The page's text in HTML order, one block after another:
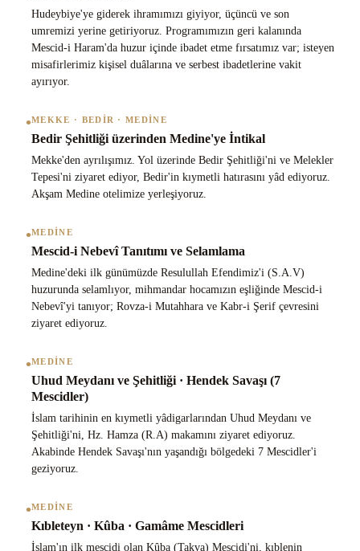
Hudeybiye'ye giderek ihramımızı giyiyor, üçüncü ve son
umremizi yerine getiriyoruz. Programımızın geri kalanında
Mescid-i Haram'da huzur içinde ibadet etme fırsatımız var; isteyen
misafirlerimiz kişisel duâlarına ve serbest ibadetlerine vakit
ayırıyor.
•MEKKE · BEDIR · MEDINE
Bedir Şehitliği üzerinden Medine'ye İntikal
Mekke'den ayrılışımız. Yol üzerinde Bedir Şehitliği'ni ve Melekler
Tepesi'ni ziyaret ediyor, Bedir'in kıymetli hatırasını yâd ediyoruz.
Akşam Medine otelimize yerleşiyoruz.
•MEDINE
Mescid-i Nebevî Tanıtımı ve Selamlama
Medine'deki ilk günümüzde Resulullah Efendimiz'i (S.A.V)
huzurunda selamlıyor, mihmandar hocamızın eşliğinde Mescid-i
Nebevî'yi tanıyor; Rovza-i Mutahhara ve Kabr-i Şerif çevresini
ziyaret ediyoruz.
•MEDINE
Uhud Meydanı ve Şehitliği · Hendek Savaşı (7
Mescidler)
İslam tarihinin en kıymetli yâdigarlarından Uhud Meydanı ve
Şehitliği'ni, Hz. Hamza (R.A) makamını ziyaret ediyoruz.
Akabinde Hendek Savaşı'nın yaşandığı bölgedeki 7 Mescidler'i
geziyoruz.
•MEDINE
Kıbleteyn · Kûba · Gamâme Mescidleri
İslam'ın ilk mescidi olan Kûba (Takva) Mescidi'ni, kıblenin